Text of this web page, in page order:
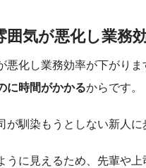
気が悪化し業務
化し業務効率が下がりま
に時間がかかるからです。
馴染もうとしない新人に
に見えるため、先輩や